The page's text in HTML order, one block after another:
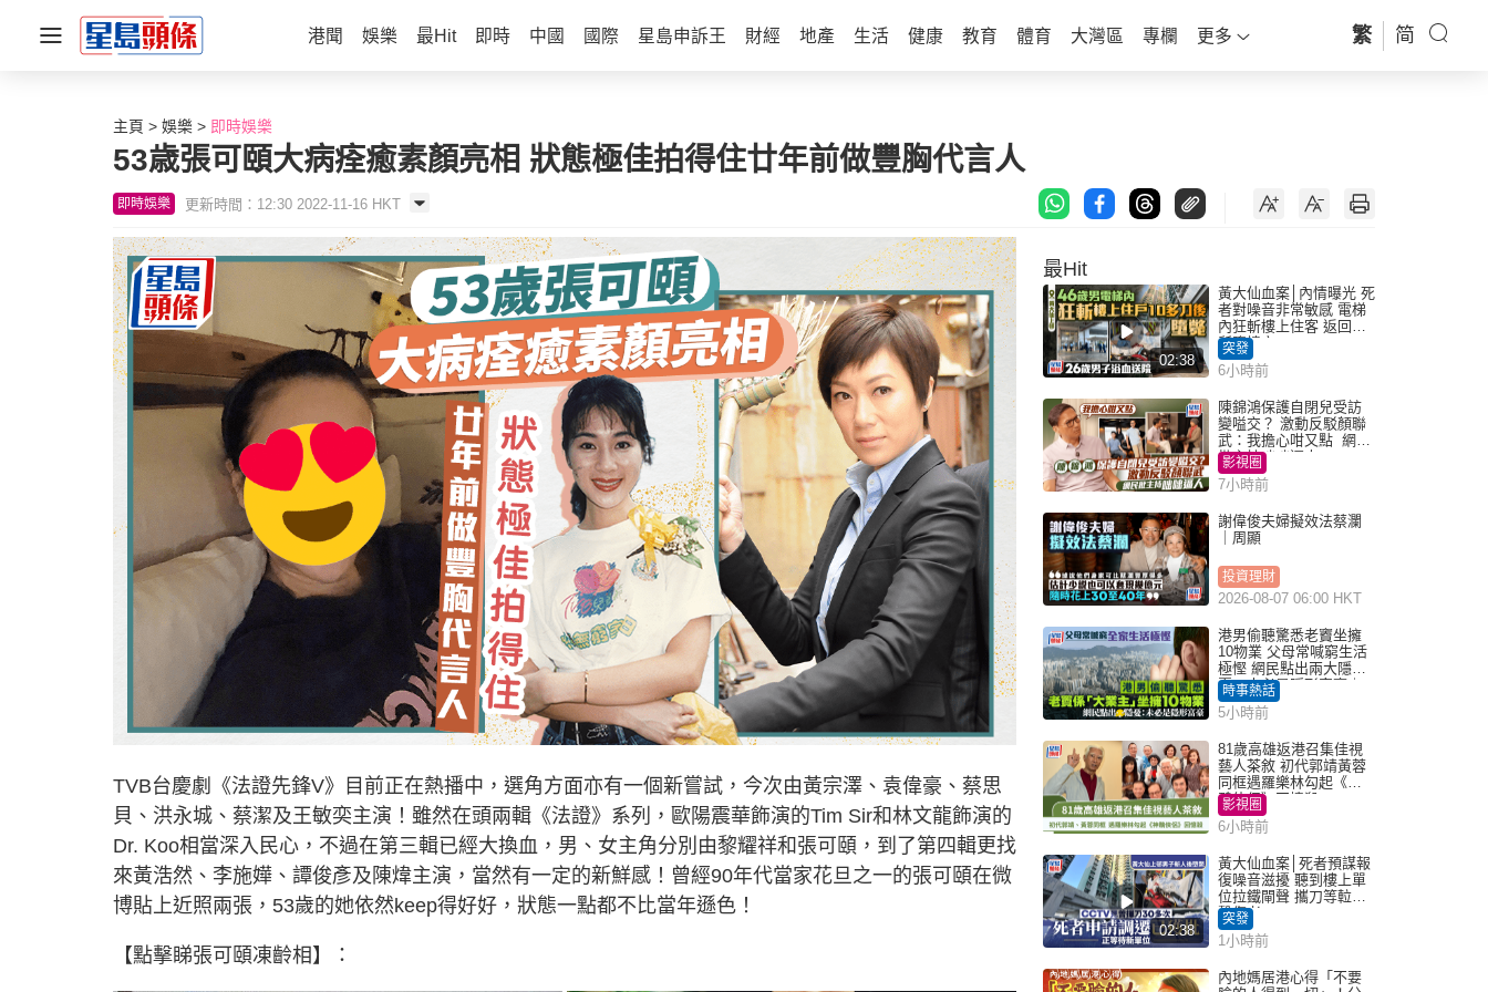
港聞 娛樂 最Hit 即時 中國 國際 星島申訴王 財經 地產 生活 健康 教育 體育 大灣區 專欄 更多 繁 简
主頁 娛樂 即時娛樂
53歳張可頤大病痊癒素顏亮相 狀態極佳拍得住廿年前做豐胸代言人
即時娛樂 更新時間：12:30 2022-11-16 HKT
TVB台慶劇《法證先鋒V》目前正在熱播中，選角方面亦有一個新嘗試，今次由黃宗澤、袁偉豪、蔡思
貝、洪永城、蔡潔及王敏奕主演！雖然在頭兩輯《法證》系列，歐陽震華飾演的Tim Sir和林文龍飾演的
Dr. Koo相當深入民心，不過在第三輯已經大換血，男、女主角分別由黎耀祥和張可頤，到了第四輯更找
來黃浩然、李施嬅、譚俊彥及陳煒主演，當然有一定的新鮮感！曾經90年代當家花旦之一的張可頤在微
博貼上近照兩張，53歲的她依然keep得好好，狀態一點都不比當年遜色！
【點擊睇張可頤凍齡相】：
最Hit
02:38
黃大仙血案│內情曝光 死
者對噪音非常敏感 電梯
內狂斬樓上住客 返回住
所墮樓亡
突發
6小時前
陳錦鴻保護自閉兒受訪
變嗌交？ 激動反駁顏聯
武：我擔心咁又點 網民
批主持咄咄逼人
影視圈
7小時前
謝偉俊夫婦擬效法蔡瀾
｜周顯
投資理財
2026-08-07 06:00 HKT
港男偷聽驚悉老竇坐擁
10物業 父母常喊窮生活
極慳 網民點出兩大隱
憂：未必是隱形富豪｜
Juicy叮
時事熱話
5小時前
81歲高雄返港召集佳視
藝人茶敘 初代郭靖黃蓉
同框遇羅樂林勾起《神
鵰俠侶》回憶殺
影視圈
6小時前
02:38
黃大仙血案│死者預謀報
復噪音滋擾 聽到樓上單
位拉鐵閘聲 攜刀等𨋢伏
擊傷者
突發
1小時前
內地媽居港心得「不要